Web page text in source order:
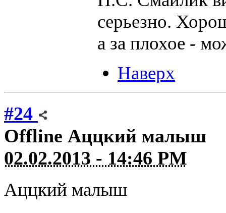
серьезно.
а за плохое -
Наверх
#24
Offline Аццкий малыш
02.02.2013 - 14:46 PM
Аццкий малыш